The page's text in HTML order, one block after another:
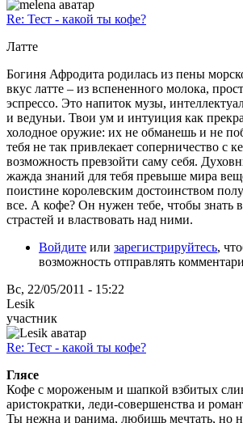
Re: Тест - какой ты кофе?
Латте
Богиня Афродита родилась из пены
вкус латте – из вспененного молока,
эспрессо. Это напиток музы,
и ведуньи. Твои ум и интуиция как
холодное оружие: их не обманешь и не
тебя не так привлекает соперничество с
возможность превзойти саму себя.
жажда знаний для тебя превыше мира
поистине королевским достоинством
все. А кофе? Он нужен тебе, чтобы знать
страстей и властвовать над ними.
Войдите или зарегистрируйтесь,
возможность отправлять
Вс, 22/05/2011 - 15:22
Lesik
участник
Re: Тест - какой ты кофе?
Глясе
Кофе с мороженым и шапкой взбитых
аристократки, леди-совершенства и
Ты нежна и ранима, любишь мечтать, но